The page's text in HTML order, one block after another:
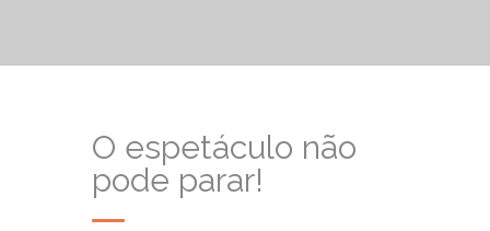
O espetáculo não
pode parar!